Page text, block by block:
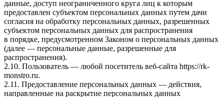
данные, доступ неограниченного круга лиц к которым
предоставлен субъектом персональных данных путем дачи
согласия на обработку персональных данных, разрешенных
субъектом персональных данных для распространения
в порядке, предусмотренном Законом о персональных данных
(далее — персональные данные, разрешенные для
распространения).
2.10. Пользователь — любой посетитель веб-сайта https://rk-
monstro.ru.
2.11. Предоставление персональных данных — действия,
направленные на раскрытие персональных данных